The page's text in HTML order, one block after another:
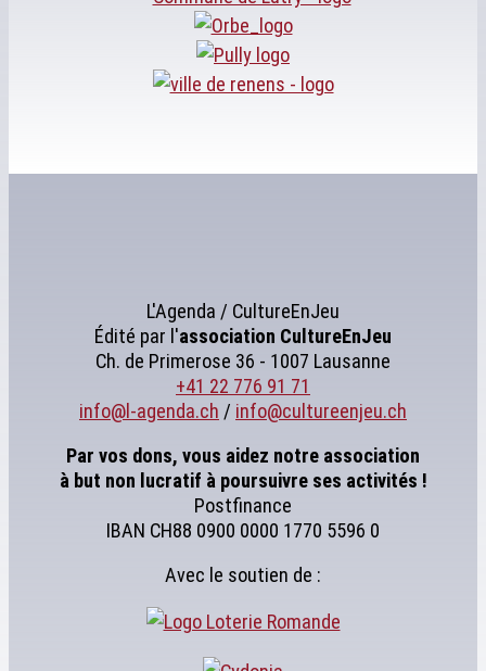
L'Agenda / CultureEnJeu
Édité par l'association CultureEnJeu
Ch. de Primerose 36 - 1007 Lausanne
+41 22 776 91 71
info@l-agenda.ch / info@cultureenjeu.ch
Par vos dons, vous aidez notre association
à but non lucratif à poursuivre ses activités !
Postfinance
IBAN CH88 0900 0000 1770 5596 0
Avec le soutien de :